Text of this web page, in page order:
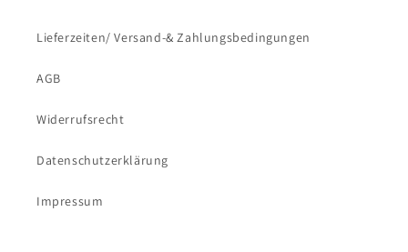
Lieferzeiten/ Versand-& Zahlungsbedingungen
AGB
Widerrufsrecht
Datenschutzerklärung
Impressum